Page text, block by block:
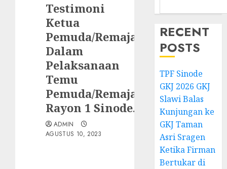
Testimoni
Ketua
Pemuda/Remaja
Dalam
Pelaksanaan
Temu
Pemuda/Remaja
Rayon 1 Sinode.
ADMIN
AGUSTUS 10, 2023
RECENT
POSTS
TPF Sinode
GKJ 2026 GKJ
Slawi Balas
Kunjungan ke
GKJ Taman
Asri Sragen
Ketika Firman
Bertukar di